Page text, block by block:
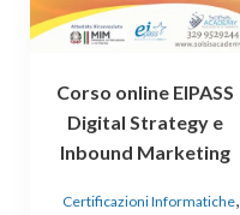
Corso online EIPASS
Digital Strategy e
Inbound Marketing
Certificazioni Informatiche,